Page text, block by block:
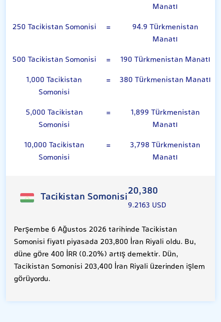
Manatı
250 Tacikistan Somonisi
=
94.9 Türkmenistan
Manatı
500 Tacikistan Somonisi
=
190 Türkmenistan Manatı
1,000 Tacikistan
Somonisi
= 380 Türkmenistan Manatı
5,000 Tacikistan
Somonisi
=
1,899 Türkmenistan
Manatı
10,000 Tacikistan
Somonisi
=
3,798 Türkmenistan
Manatı
Tacikistan Somonisi20,380
9.2163 USD
Perşembe 6 Ağustos 2026 tarihinde Tacikistan
Somonisi fiyatı piyasada 203,800 İran Riyali oldu. Bu,
düne göre 400 İRR (0.20%) artış demektir. Dün,
Tacikistan Somonisi 203,400 İran Riyali üzerinden işlem
görüyordu.